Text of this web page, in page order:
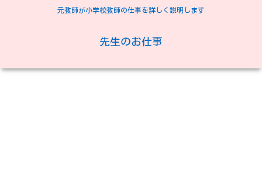
元教師が小学校教師の仕事を詳しく説明します
先生のお仕事